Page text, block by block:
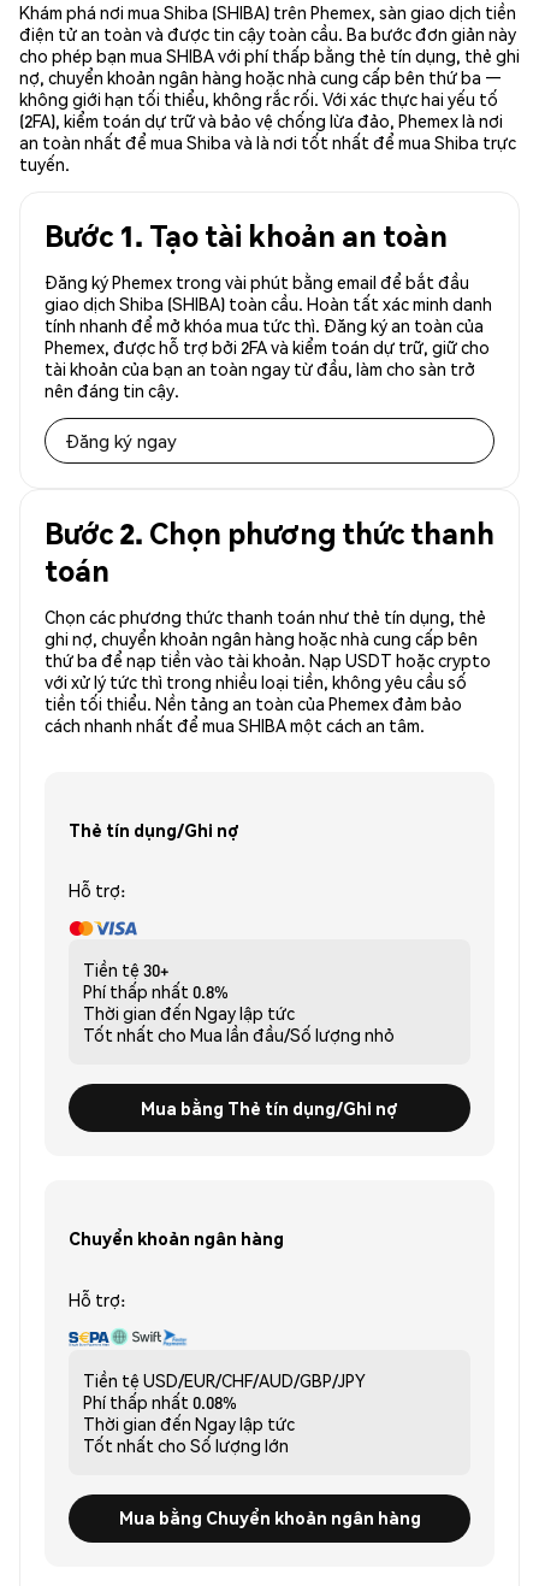
Khám phá nơi mua Shiba (SHIBA) trên Phemex, sàn giao dịch tiền
điện tử an toàn và được tin cậy toàn cầu. Ba bước đơn giản này
cho phép bạn mua SHIBA với phí thấp bằng thẻ tín dụng, thẻ ghi
nợ, chuyển khoản ngân hàng hoặc nhà cung cấp bên thứ ba —
không giới hạn tối thiểu, không rắc rối. Với xác thực hai yếu tố
(2FA), kiểm toán dự trữ và bảo vệ chống lừa đảo, Phemex là nơi
an toàn nhất để mua Shiba và là nơi tốt nhất để mua Shiba trực
tuyến.
Bước 1. Tạo tài khoản an toàn
Đăng ký Phemex trong vài phút bằng email để bắt đầu
giao dịch Shiba (SHIBA) toàn cầu. Hoàn tất xác minh danh
tính nhanh để mở khóa mua tức thì. Đăng ký an toàn của
Phemex, được hỗ trợ bởi 2FA và kiểm toán dự trữ, giữ cho
tài khoản của bạn an toàn ngay từ đầu, làm cho sàn trở
nên đáng tin cậy.
Đăng ký ngay
Bước 2. Chọn phương thức thanh
toán
Chọn các phương thức thanh toán như thẻ tín dụng, thẻ
ghi nợ, chuyển khoản ngân hàng hoặc nhà cung cấp bên
thứ ba để nạp tiền vào tài khoản. Nạp USDT hoặc crypto
với xử lý tức thì trong nhiều loại tiền, không yêu cầu số
tiền tối thiểu. Nền tảng an toàn của Phemex đảm bảo
cách nhanh nhất để mua SHIBA một cách an tâm.
Thẻ tín dụng/Ghi nợ
Hỗ trợ:
Tiền tệ 30+
Phí thấp nhất 0.8%
Thời gian đến Ngay lập tức
Tốt nhất cho Mua lần đầu/Số lượng nhỏ
Mua bằng Thẻ tín dụng/Ghi nợ
Chuyển khoản ngân hàng
Hỗ trợ:
Tiền tệ USD/EUR/CHF/AUD/GBP/JPY
Phí thấp nhất 0.08%
Thời gian đến Ngay lập tức
Tốt nhất cho Số lượng lớn
Mua bằng Chuyển khoản ngân hàng